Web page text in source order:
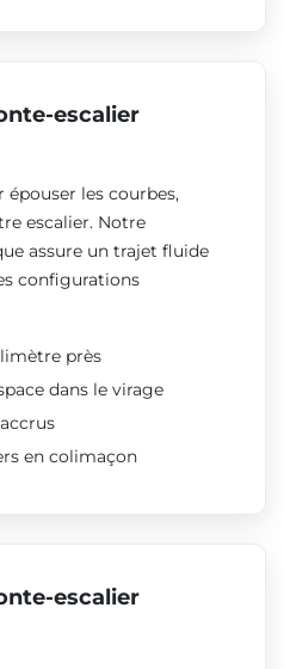
escalier
les courbes,
escalier. Notre
assure un trajet fluide
configurations
près
dans le virage
en colimaçon
escalier